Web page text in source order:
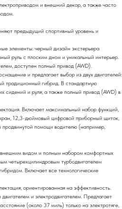
и внешний декор, а также часто
предыдущий спортивный уровень и
элементы: черный дизайн экстерьера
руль с плоским дном и уникальный интерьер.
доступен полный привод (AWD).
и предлагает выбор из двух двигателей:
традиционный гибрид. В стандартную
сидений и руля, а также полный привод (AWD) в
Включает максимальный набор функций,
12,3-дюймовый цифровой приборный щиток,
продвинутой помощи водителю (например,
видом и полным набором комфортных
четырехцилиндровым турбодвигателем
Включает все технологические
ориентированная на эффективность.
и электродвигателем. Предлагает
(около 37 миль) только на электротяге,